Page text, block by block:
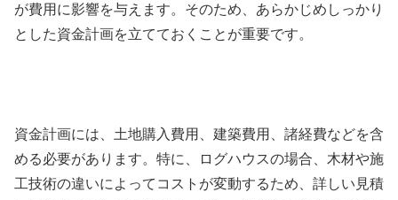
が費用に影響を与えます。そのため、あらかじめしっかり
とした資金計画を立てておくことが重要です。
資金計画には、土地購入費用、建築費用、諸経費などを含
める必要があります。特に、ログハウスの場合、木材や施
工技術の違いによってコストが変動するため、詳しい見積